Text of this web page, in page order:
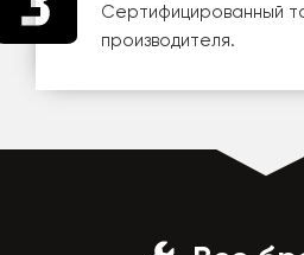
Сертифицированный
производителя.